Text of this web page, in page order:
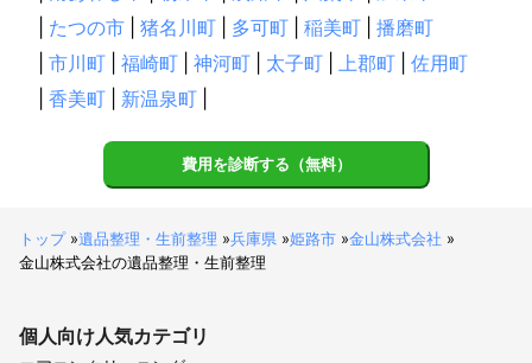
たつの市 猪名川町 多可町 稲美町
播磨町
市川町 福崎町 神河町 太子町 上郡町
佐用町
香美町 新温泉町
費用を診断する（無料）
トップ»遺品整理・生前整理 »兵庫県 »姫路市 »金山株式会社 »
金山株式会社の遺品整理・生前整理
個人向け人気カテゴリ